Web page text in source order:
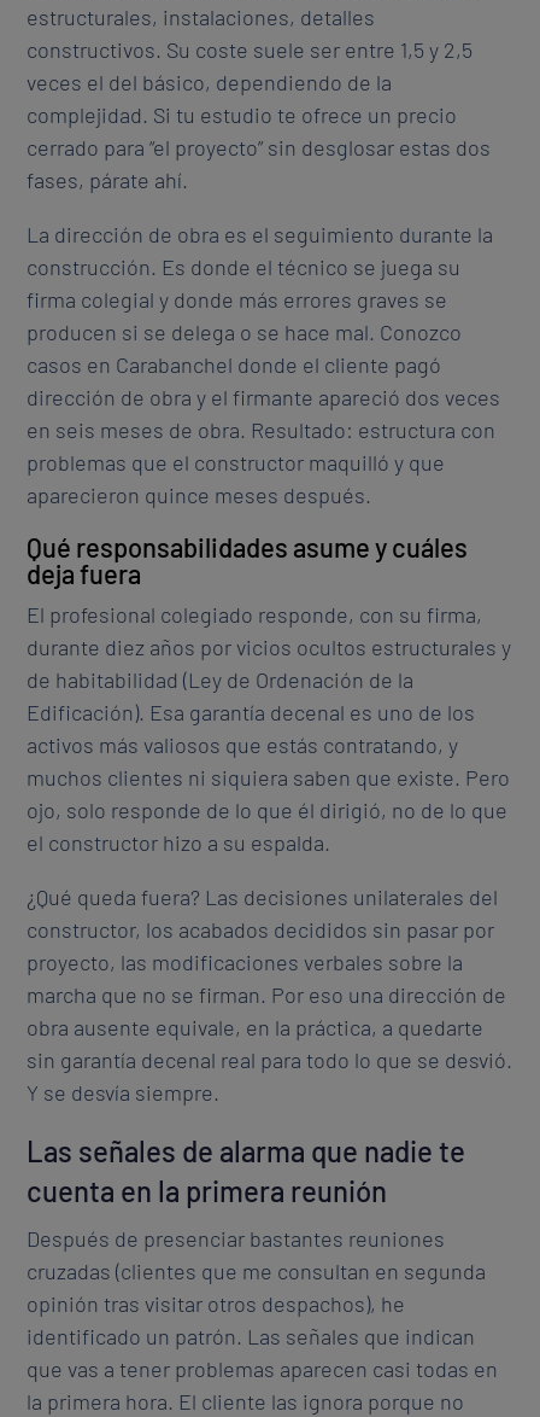
estructurales, instalaciones, detalles
constructivos. Su coste suele ser entre 1,5 y 2,5
veces el del básico, dependiendo de la
complejidad. Si tu estudio te ofrece un precio
cerrado para “el proyecto” sin desglosar estas dos
fases, párate ahí.
La dirección de obra es el seguimiento durante la
construcción. Es donde el técnico se juega su
firma colegial y donde más errores graves se
producen si se delega o se hace mal. Conozco
casos en Carabanchel donde el cliente pagó
dirección de obra y el firmante apareció dos veces
en seis meses de obra. Resultado: estructura con
problemas que el constructor maquilló y que
aparecieron quince meses después.
Qué responsabilidades asume y cuáles
deja fuera
El profesional colegiado responde, con su firma,
durante diez años por vicios ocultos estructurales y
de habitabilidad (Ley de Ordenación de la
Edificación). Esa garantía decenal es uno de los
activos más valiosos que estás contratando, y
muchos clientes ni siquiera saben que existe. Pero
ojo, solo responde de lo que él dirigió, no de lo que
el constructor hizo a su espalda.
¿Qué queda fuera? Las decisiones unilaterales del
constructor, los acabados decididos sin pasar por
proyecto, las modificaciones verbales sobre la
marcha que no se firman. Por eso una dirección de
obra ausente equivale, en la práctica, a quedarte
sin garantía decenal real para todo lo que se desvió.
Y se desvía siempre.
Las señales de alarma que nadie te
cuenta en la primera reunión
Después de presenciar bastantes reuniones
cruzadas (clientes que me consultan en segunda
opinión tras visitar otros despachos), he
identificado un patrón. Las señales que indican
que vas a tener problemas aparecen casi todas en
la primera hora. El cliente las ignora porque no